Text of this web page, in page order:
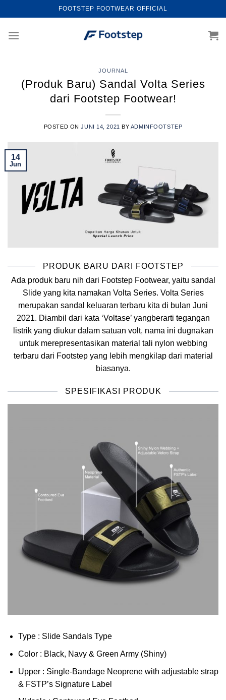
to
content
FOOTSTEP FOOTWEAR OFFICIAL
JOURNAL
(Produk Baru) Sandal Volta Series
dari Footstep Footwear!
POSTED ONJUNI 14, 2021 BY ADMINFOOTSTEP
14
Jun
PRODUK BARU DARI FOOTSTEP
Ada produk baru nih dari Footstep Footwear, yaitu sandal
Slide yang kita namakan Volta Series. Volta Series
merupakan sandal keluaran terbaru kita di bulan Juni
2021. Diambil dari kata ‘Voltase’ yangberarti tegangan
listrik yang diukur dalam satuan volt, nama ini dugnakan
untuk merepresentasikan material tali nylon webbing
terbaru dari Footstep yang lebih mengkilap dari material
biasanya.
SPESIFIKASI PRODUK
Type : Slide Sandals Type
Color : Black, Navy & Green Army (Shiny)
Upper : Single-Bandage Neoprene with adjustable strap
& FSTP’s Signature Label